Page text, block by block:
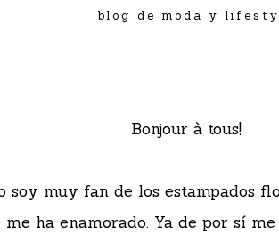
blog de moda y
Bonjour à tous!
soy muy fan de los estampados
me ha enamorado. Ya de por sí